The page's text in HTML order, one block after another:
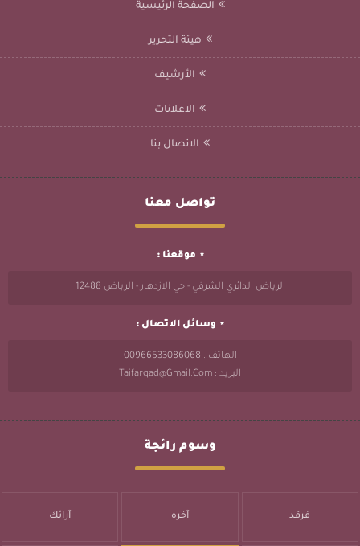
الصفحة الرئيسية
هيئة التحرير
الأرشيف
الاعلانات
الاتصال بنا
تواصل معنا
موقعنا :
الرياض الدائري الشرقي - حي الازدهار - الرياض 12488
وسائل الاتصال :
الهاتف : 00966533086068
البريد : Taifarqad@gmail.com
وسوم رائجة
فرقد آخره آرائك